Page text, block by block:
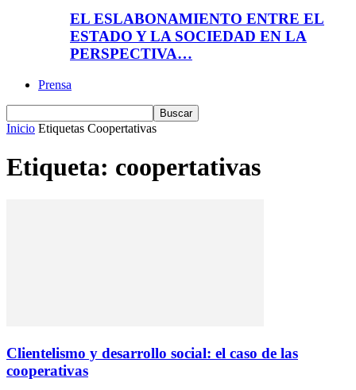
EL ESLABONAMIENTO ENTRE EL
ESTADO Y LA SOCIEDAD EN LA
PERSPECTIVA…
Prensa
Inicio Etiquetas Coopertativas
Etiqueta: coopertativas
Clientelismo y desarrollo social: el caso de las
cooperativas